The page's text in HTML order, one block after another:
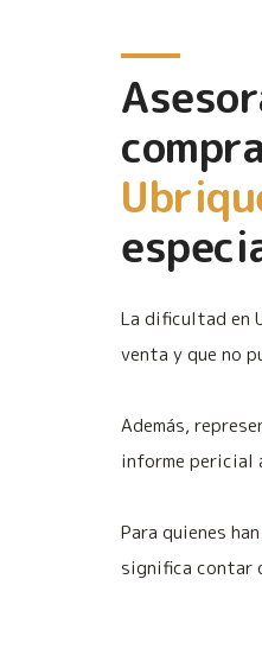
La dificultad en
venta y que no
Además,
informe pericial
Para quienes
significa contar